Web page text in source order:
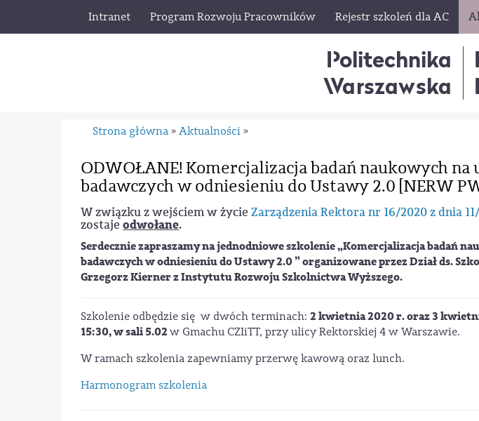
Intranet Program Rozwoju Pracowników Rejestr szkoleń dla AC
Politechnika
Warszawska
Strona główna » Aktualności »
ODWOŁANE! Komercjalizacja badań naukowych
badawczych w odniesieniu do Ustawy 2.0 [NERW
W związku z wejściem w życie Zarządzenia Rektora nr 16/2020 z dnia
zostaje odwołane.
Serdecznie zapraszamy na jednodniowe szkolenie „Komercjalizacja badań
badawczych w odniesieniu do Ustawy 2.0” organizowane przez Dział ds.
Grzegorz Kierner z Instytutu Rozwoju Szkolnictwa Wyższego.
Szkolenie odbędzie się w dwóch terminach: 2 kwietnia 2020 r. oraz 3
15:30, w sali 5.02 w Gmachu CZIiTT, przy ulicy Rektorskiej 4 w Warszawie.
W ramach szkolenia zapewniamy przerwę kawową oraz lunch.
Harmonogram szkolenia